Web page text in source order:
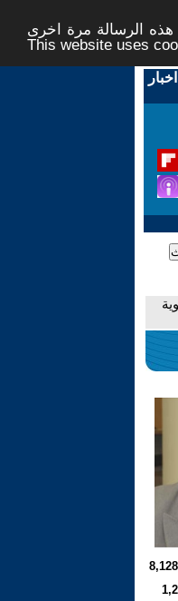
الرسالة مرة اخرى -
This website uses
اخبار